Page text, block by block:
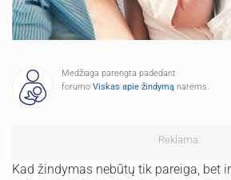
Medžiaga parengta padedant
forumo Viskas apie žindymą narėms.
Reklama:
Kad žindymas nebūtų tik pareiga, bet